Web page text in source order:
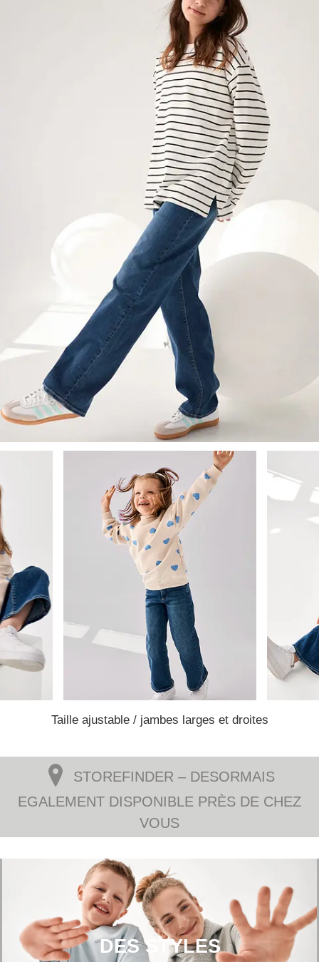
Taille ajustable / jambes larges et droites
STOREFINDER – DESORMAIS
EGALEMENT DISPONIBLE PRÈS DE CHEZ
VOUS
DES STYLES